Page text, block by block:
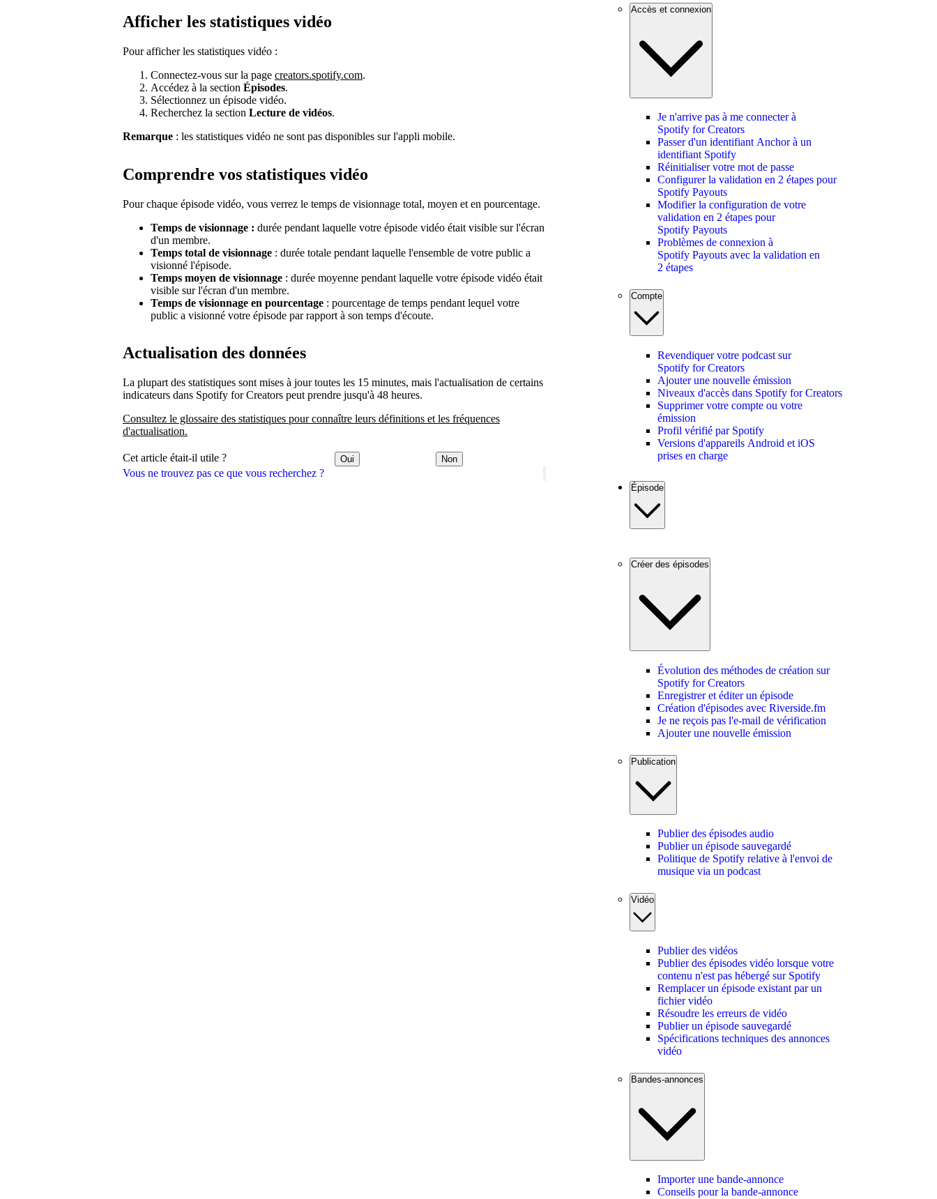
Vous ne trouvez pas ce que vous recherchez ?
Afficher les statistiques vidéo
Pour afficher les statistiques vidéo :
Connectez-vous sur la page creators.spotify.com.
Accédez à la section Épisodes.
Sélectionnez un épisode vidéo.
Recherchez la section Lecture de vidéos.
Remarque : les statistiques vidéo ne sont pas disponibles sur l'appli mobile.
Comprendre vos statistiques vidéo
Pour chaque épisode vidéo, vous verrez le temps de visionnage total, moyen et en pourcentage.
Temps de visionnage : durée pendant laquelle votre épisode vidéo était visible sur l'écran
d'un membre.
Temps total de visionnage : durée totale pendant laquelle l'ensemble de votre public a
visionné l'épisode.
Temps moyen de visionnage : durée moyenne pendant laquelle votre épisode vidéo était
visible sur l'écran d'un membre.
Temps de visionnage en pourcentage : pourcentage de temps pendant lequel votre
public a visionné votre épisode par rapport à son temps d'écoute.
Actualisation des données
La plupart des statistiques sont mises à jour toutes les 15 minutes, mais l'actualisation de certains
indicateurs dans Spotify for Creators peut prendre jusqu'à 48 heures.
Consultez le glossaire des statistiques pour connaître leurs définitions et les fréquences
d'actualisation.
Cet article était-il utile ? Oui Non
Accès et connexion
Je n'arrive pas à me connecter à
Spotify for Creators
Passer d'un identifiant Anchor à un
identifiant Spotify
Réinitialiser votre mot de passe
Configurer la validation en 2 étapes pour
Spotify Payouts
Modifier la configuration de votre
validation en 2 étapes pour
Spotify Payouts
Problèmes de connexion à
Spotify Payouts avec la validation en
2 étapes
Compte
Revendiquer votre podcast sur
Spotify for Creators
Ajouter une nouvelle émission
Niveaux d'accès dans Spotify for Creators
Supprimer votre compte ou votre
émission
Profil vérifié par Spotify
Versions d'appareils Android et iOS
prises en charge
Épisode
Créer des épisodes
Évolution des méthodes de création sur
Spotify for Creators
Enregistrer et éditer un épisode
Création d'épisodes avec Riverside.fm
Je ne reçois pas l'e-mail de vérification
Ajouter une nouvelle émission
Publication
Publier des épisodes audio
Publier un épisode sauvegardé
Politique de Spotify relative à l'envoi de
musique via un podcast
Vidéo
Publier des vidéos
Publier des épisodes vidéo lorsque votre
contenu n'est pas hébergé sur Spotify
Remplacer un épisode existant par un
fichier vidéo
Résoudre les erreurs de vidéo
Publier un épisode sauvegardé
Spécifications techniques des annonces
vidéo
Bandes-annonces
Importer une bande-annonce
Conseils pour la bande-annonce